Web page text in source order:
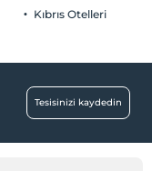
Kıbrıs Otelleri
Tesisinizi kaydedin